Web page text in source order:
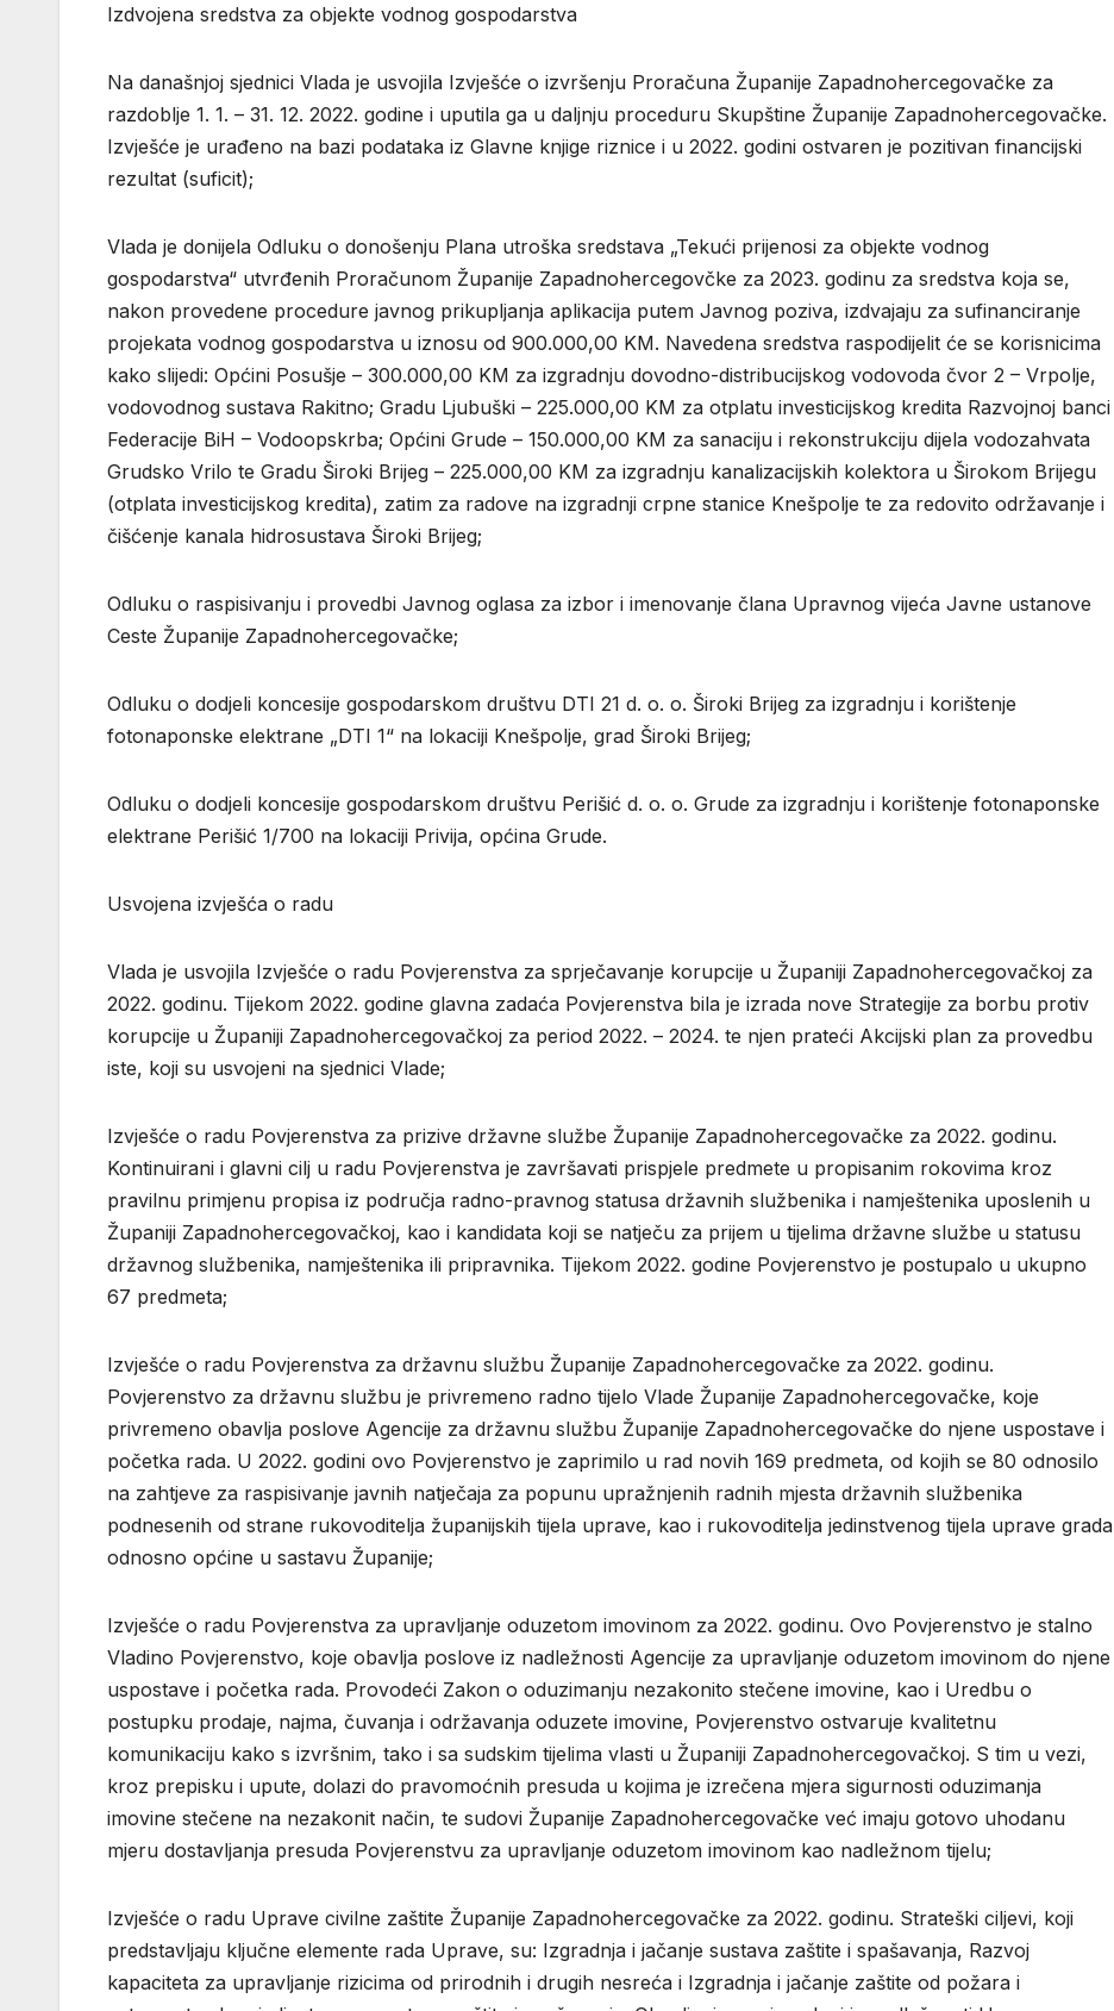
Izdvojena sredstva za objekte vodnog gospodarstva
Na današnjoj sjednici Vlada je usvojila Izvješće o izvršenju Proračuna Županije Zapadnohercegovačke za
razdoblje 1. 1. – 31. 12. 2022. godine i uputila ga u daljnju proceduru Skupštine Županije Zapadnohercegovačke.
Izvješće je urađeno na bazi podataka iz Glavne knjige riznice i u 2022. godini ostvaren je pozitivan financijski
rezultat (suficit);
Vlada je donijela Odluku o donošenju Plana utroška sredstava „Tekući prijenosi za objekte vodnog
gospodarstva“ utvrđenih Proračunom Županije Zapadnohercegovčke za 2023. godinu za sredstva koja se,
nakon provedene procedure javnog prikupljanja aplikacija putem Javnog poziva, izdvajaju za sufinanciranje
projekata vodnog gospodarstva u iznosu od 900.000,00 KM. Navedena sredstva raspodijelit će se korisnicima
kako slijedi: Općini Posušje – 300.000,00 KM za izgradnju dovodno-distribucijskog vodovoda čvor 2 – Vrpolje,
vodovodnog sustava Rakitno; Gradu Ljubuški – 225.000,00 KM za otplatu investicijskog kredita Razvojnoj banci
Federacije BiH – Vodoopskrba; Općini Grude – 150.000,00 KM za sanaciju i rekonstrukciju dijela vodozahvata
Grudsko Vrilo te Gradu Široki Brijeg – 225.000,00 KM za izgradnju kanalizacijskih kolektora u Širokom Brijegu
(otplata investicijskog kredita), zatim za radove na izgradnji crpne stanice Knešpolje te za redovito održavanje i
čišćenje kanala hidrosustava Široki Brijeg;
Odluku o raspisivanju i provedbi Javnog oglasa za izbor i imenovanje člana Upravnog vijeća Javne ustanove
Ceste Županije Zapadnohercegovačke;
Odluku o dodjeli koncesije gospodarskom društvu DTI 21 d. o. o. Široki Brijeg za izgradnju i korištenje
fotonaponske elektrane „DTI 1“ na lokaciji Knešpolje, grad Široki Brijeg;
Odluku o dodjeli koncesije gospodarskom društvu Perišić d. o. o. Grude za izgradnju i korištenje fotonaponske
elektrane Perišić 1/700 na lokaciji Privija, općina Grude.
Usvojena izvješća o radu
Vlada je usvojila Izvješće o radu Povjerenstva za sprječavanje korupcije u Županiji Zapadnohercegovačkoj za
2022. godinu. Tijekom 2022. godine glavna zadaća Povjerenstva bila je izrada nove Strategije za borbu protiv
korupcije u Županiji Zapadnohercegovačkoj za period 2022. – 2024. te njen prateći Akcijski plan za provedbu
iste, koji su usvojeni na sjednici Vlade;
Izvješće o radu Povjerenstva za prizive državne službe Županije Zapadnohercegovačke za 2022. godinu.
Kontinuirani i glavni cilj u radu Povjerenstva je završavati prispjele predmete u propisanim rokovima kroz
pravilnu primjenu propisa iz područja radno-pravnog statusa državnih službenika i namještenika uposlenih u
Županiji Zapadnohercegovačkoj, kao i kandidata koji se natječu za prijem u tijelima državne službe u statusu
državnog službenika, namještenika ili pripravnika. Tijekom 2022. godine Povjerenstvo je postupalo u ukupno
67 predmeta;
Izvješće o radu Povjerenstva za državnu službu Županije Zapadnohercegovačke za 2022. godinu.
Povjerenstvo za državnu službu je privremeno radno tijelo Vlade Županije Zapadnohercegovačke, koje
privremeno obavlja poslove Agencije za državnu službu Županije Zapadnohercegovačke do njene uspostave i
početka rada. U 2022. godini ovo Povjerenstvo je zaprimilo u rad novih 169 predmeta, od kojih se 80 odnosilo
na zahtjeve za raspisivanje javnih natječaja za popunu upražnjenih radnih mjesta državnih službenika
podnesenih od strane rukovoditelja županijskih tijela uprave, kao i rukovoditelja jedinstvenog tijela uprave grada
odnosno općine u sastavu Županije;
Izvješće o radu Povjerenstva za upravljanje oduzetom imovinom za 2022. godinu. Ovo Povjerenstvo je stalno
Vladino Povjerenstvo, koje obavlja poslove iz nadležnosti Agencije za upravljanje oduzetom imovinom do njene
uspostave i početka rada. Provodeći Zakon o oduzimanju nezakonito stečene imovine, kao i Uredbu o
postupku prodaje, najma, čuvanja i održavanja oduzete imovine, Povjerenstvo ostvaruje kvalitetnu
komunikaciju kako s izvršnim, tako i sa sudskim tijelima vlasti u Županiji Zapadnohercegovačkoj. S tim u vezi,
kroz prepisku i upute, dolazi do pravomoćnih presuda u kojima je izrečena mjera sigurnosti oduzimanja
imovine stečene na nezakonit način, te sudovi Županije Zapadnohercegovačke već imaju gotovo uhodanu
mjeru dostavljanja presuda Povjerenstvu za upravljanje oduzetom imovinom kao nadležnom tijelu;
Izvješće o radu Uprave civilne zaštite Županije Zapadnohercegovačke za 2022. godinu. Strateški ciljevi, koji
predstavljaju ključne elemente rada Uprave, su: Izgradnja i jačanje sustava zaštite i spašavanja, Razvoj
kapaciteta za upravljanje rizicima od prirodnih i drugih nesreća i Izgradnja i jačanje zaštite od požara i